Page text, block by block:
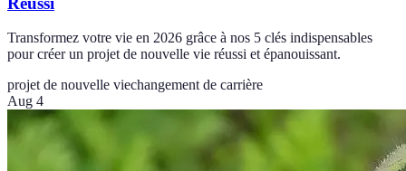
Transformez votre vie en 2026 grâce à nos 5 clés indispensables
pour créer un projet de nouvelle vie réussi et épanouissant.
projet de nouvelle viechangement de carrière
Aug 4